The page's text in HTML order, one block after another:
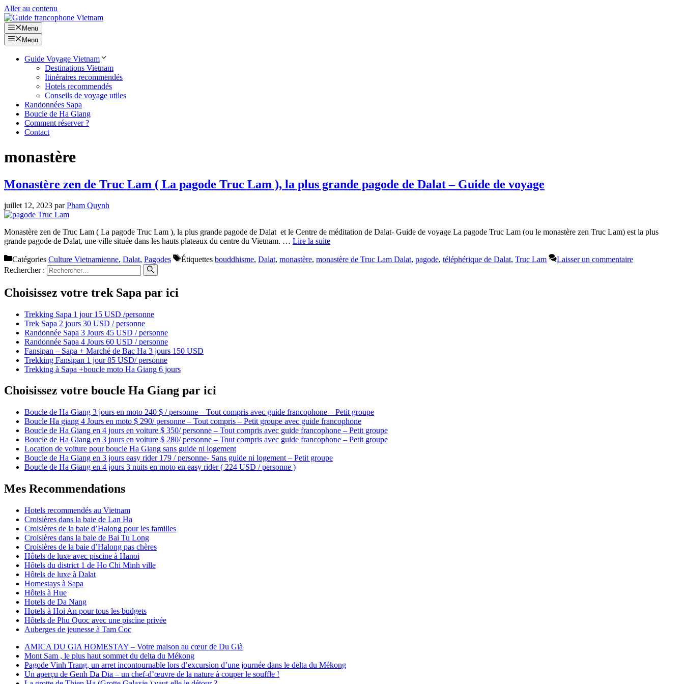
Aller au contenu
Menu
Menu
Guide Voyage Vietnam
Destinations Vietnam
Itinéraires recommendés
Hotels recommendés
Conseils de voyage utiles
Randonnées Sapa
Boucle de Ha Giang
Comment réserver ?
Contact
monastère
Monastère zen de Truc Lam ( La pagode Truc Lam ), la plus grande pagode de Dalat – Guide de voyage
juillet 12, 2023 parPham Quynh
Monastère zen de Truc Lam ( La pagode Truc Lam ), la plus grande pagode de Dalat et le Centre de méditation de Dalat- Guide de voyage La pagode Truc Lam (ou le monastère zen Truc Lam) est la plus
grande pagode de Dalat, une ville située dans les hauts plateaux du centre du Vietnam. … Lire la suite
Catégories Culture Vietnamienne, Dalat, Pagodes Étiquettes bouddhisme, Dalat, monastère, monastère de Truc Lam Dalat, pagode, téléphérique de Dalat, Truc Lam
Laisser un commentaire
Rechercher :
Choisissez votre trek Sapa par ici
Trekking Sapa 1 jour 15 USD /personne
Trek Sapa 2 jours 30 USD / personne
Randonnée Sapa 3 Jours 45 USD / personne
Randonnée Sapa 4 Jours 60 USD / personne
Fansipan – Sapa + Marché de Bac Ha 3 jours 150 USD
Trekking Fansipan 1 jour 85 USD/ personne
Trekking à Sapa +boucle moto Ha Giang 6 jours
Choisissez votre boucle Ha Giang par ici
Boucle de Ha Giang 3 jours en moto 240 $ / personne – Tout compris avec guide francophone – Petit groupe
Boucle Ha giang 4 Jours en moto $ 290/ personne – Tout compris – Petit groupe avec guide francophone
Boucle de Ha Giang en 4 jours en voiture $ 350/ personne – Tout compris avec guide francophone – Petit groupe
Boucle de Ha Giang en 3 jours en voiture $ 280/ personne – Tout compris avec guide francophone – Petit groupe
Location de voiture pour boucle Ha Giang sans guide ni logement
Boucle de Ha Giang en 3 jours easy rider 179 / personne- Sans guide ni logement – Petit groupe
Boucle de Ha Giang en 4 jours 3 nuits en moto en easy rider ( 224 USD / personne )
Mes Recommendations
Hotels recommendés au Vietnam
Croisières dans la baie de Lan Ha
Croisières de la baie d’Halong pour les familles
Croisières dans la baie de Bai Tu Long
Croisières de la baie d’Halong pas chères
Hôtels de luxe avec piscine à Hanoi
Hôtels du district 1 de Ho Chi Minh ville
Hôtels de luxe à Dalat
Homestays à Sapa
Hôtels à Hue
Hotels de Da Nang
Hotels à Hoi An pour tous les budgets
Hôtels de Phu Quoc avec une piscine privée
Auberges de jeunesse à Tam Coc
AMICA DU GIA HOMESTAY – Votre maison au cœur de Du Già
Mont Sam , le plus haut sommet du delta du Mékong
Pagode Vinh Trang, un arret incontournable lors d’excursion d’une journée dans le delta du Mékong
Un aperçu de Genh Da Dia – un chef-d’œuvre de la nature à couper le souffle !